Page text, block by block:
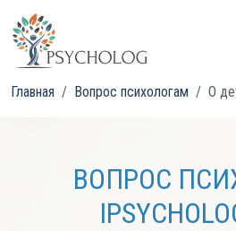
Главная Вопрос психологам О
ВОПРОС